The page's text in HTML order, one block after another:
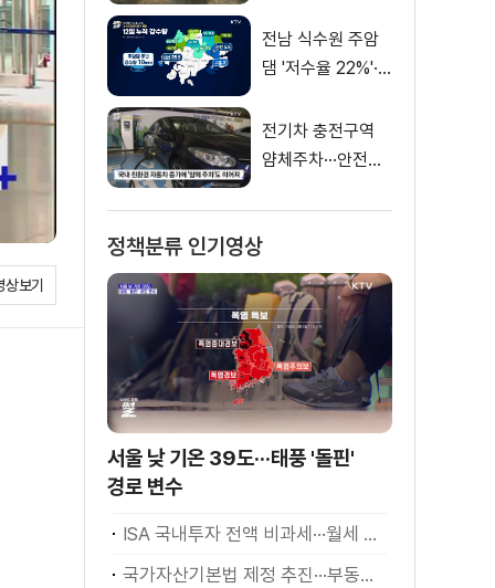
보기
표
전남 식수원 주암
댐 '저수율 22%'···
활용
전기차 충전구역
얌체주차···안전신
정책분류 인기영상
서울 낮 기온 39도···태풍 '돌핀'
경로 변수
ISA 국내투자 전액 비과세···월세 세액공제 확대
국가자산기본법 제정 추진···부동산·주식 등 통합 관리